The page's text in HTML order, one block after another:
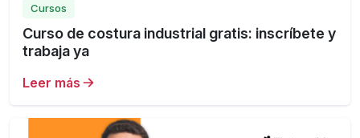
Cursos
Curso de costura industrial gratis: inscríbete y
trabaja ya
Leer más